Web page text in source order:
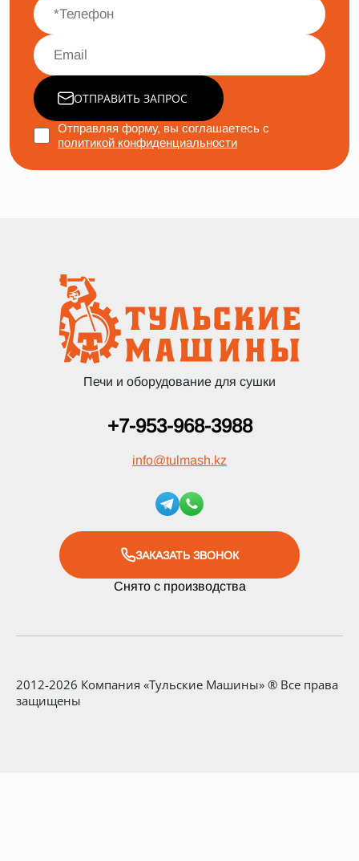
ОТПРАВИТЬ ЗАПРОС
Отправляя форму, вы соглашаетесь с
политикой конфиденциальности
Печи и оборудование для сушки
+7-953-968-3988
info@tulmash.kz
ЗАКАЗАТЬ ЗВОНОК
Снято с производства
2012-2026 Компания «Тульские Машины» ® Все права
защищены